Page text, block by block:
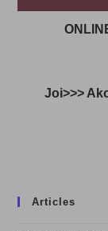
Joi>>>
Articles